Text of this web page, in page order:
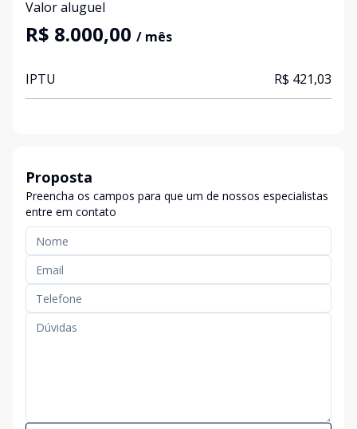
Valor aluguel
R$ 8.000,00 / mês
IPTU R$ 421,03
Proposta
Preencha os campos para que um de nossos especialistas
entre em contato